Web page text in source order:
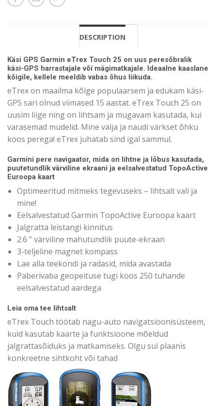
DESCRIPTION
Käsi GPS Garmin eTrex Touch 25 on uus peresõbralik
käsi-GPS harrastajale või mägimatkajale. Ideaalne kaaslane
kõigile, kellele meeldib vabas õhus liikuda.
eTrex on maailma kõige populaarsem ja edukam käsi-
GPS sari olnud viimased 15 aastat. eTrex Touch 25 on
uusim liige ning on lihtsam ja mugavam kasutada, kui
varasemad mudelid. Mine välja ja naudi värkset õhku
koos perega! eTrex juhatab sind igal sammul.
Garmini pere navigaator, mida on lihtne ja lõbus kasutada,
puutetundlik värviline ekraani ja eelsalvestatud TopoActive
Euroopa kaart
Optimeeritud mitmeks tegevuseks – lihtsalt vali ja
mine!
Eelsalvestatud Garmin TopoActive Euroopa kaart
Jalgratta leistangi kinnitus
2.6 ” värviline mahutundlik puute-ekraan
3-teljeline magnet kompass
Lae alla teekondi ja radasid, mida avastada
Paberivaba geopeituse tugi koos 250 tuhande
eelsalvestatud aardega
Leia oma tee lihtsalt
eTrex Touch töötab nagu-auto navigatsioonisüsteem,
kuid kasutab kaarte ja funktsioone mõeldud
jalgrattasõiduks ja matkamiseks. Olgu sul plaanis
konkreetne sihtkoht või tahad